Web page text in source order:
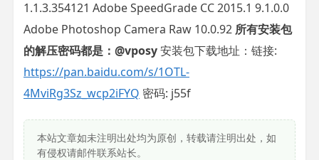
1.1.3.354121 Adobe SpeedGrade CC 2015.1 9.1.0.0
Adobe Photoshop Camera Raw 10.0.92 所有安装包
的解压密码都是：@vposy安装包下载地址：链接:
https://pan.baidu.com/s/1OTL-
4MviRg3Sz_wcp2iFYQ 密码: j55f
本站文章如未注明出处均为原创，转载请注明出处，如
有侵权请邮件联系站长。